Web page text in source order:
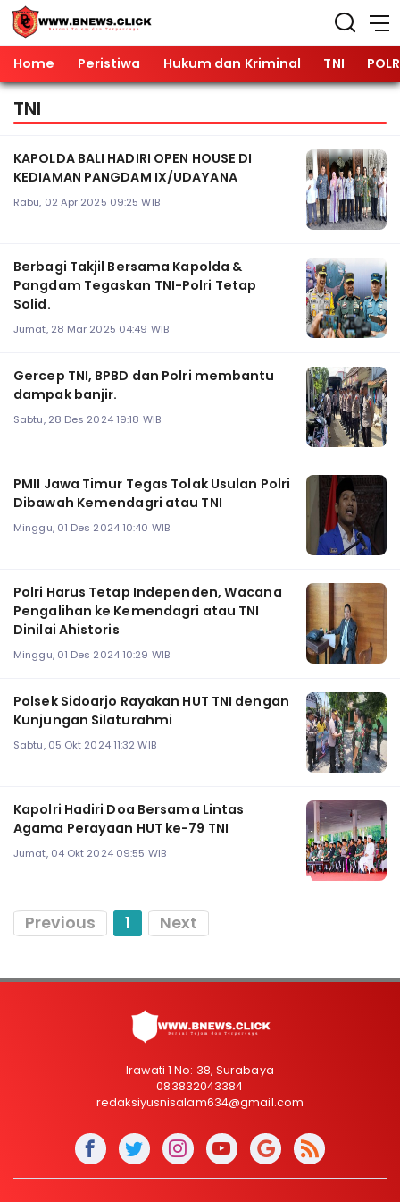
Home Peristiwa Hukum dan Kriminal TNI
TNI
KAPOLDA BALI HADIRI OPEN HOUSE DI
KEDIAMAN PANGDAM IX/UDAYANA
Rabu, 02 Apr 2025 09:25 WIB
Berbagi Takjil Bersama Kapolda &
Pangdam Tegaskan TNI-Polri Tetap
Solid.
Jumat, 28 Mar 2025 04:49 WIB
Gercep TNI, BPBD dan Polri membantu
dampak banjir.
Sabtu, 28 Des 2024 19:18 WIB
PMII Jawa Timur Tegas Tolak Usulan Polri
Dibawah Kemendagri atau TNI
Minggu, 01 Des 2024 10:40 WIB
Polri Harus Tetap Independen, Wacana
Pengalihan ke Kemendagri atau TNI
Dinilai Ahistoris
Minggu, 01 Des 2024 10:29 WIB
Polsek Sidoarjo Rayakan HUT TNI dengan
Kunjungan Silaturahmi
Sabtu, 05 Okt 2024 11:32 WIB
Kapolri Hadiri Doa Bersama Lintas
Agama Perayaan HUT ke-79 TNI
Jumat, 04 Okt 2024 09:55 WIB
Previous 1 Next
Irawati 1 No: 38, Surabaya
083832043384
redaksiyusnisalam634@gmail.com